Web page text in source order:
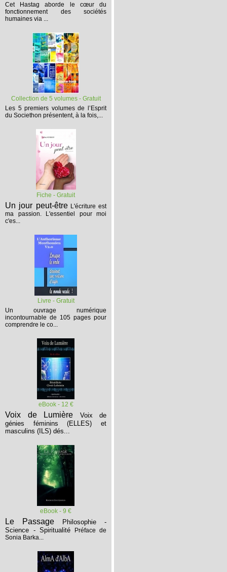
Cet
Hastag aborde le cœur du
fonctionnement des sociétés
humaines via ...
Collection de 5 volumes - Gratuit
Les 5 premiers volumesde l’Esprit
du Societhon présentent, à la fois,...
Fiche - Gratuit
Un jour peut-être L'écriture est
ma passion. L'essentiel pour moi
c'es...
Livre - Gratuit
Un ouvrage numérique
incontournable de 105 pages pour
comprendre le co...
eBook - 12 €
Voix de Lumière
Voix de
génies féminins (ELLES) et
masculins (ILS) dés...
eBook - 9 €
Le Passage
Philosophie -
Science - Spiritualité
Préface de
Sonia Barka...